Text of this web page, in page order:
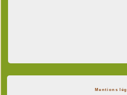
Mentions